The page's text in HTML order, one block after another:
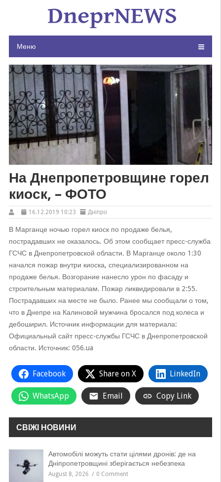
Меню
На Днепропетровщине горел
киоск, – ФОТО
16.12.2019 10:23 Дніпро
В Марганце ночью горел киоск по продаже белья,
пострадавших не оказалось. Об этом сообщает пресс-служба
ГСЧС в Днепропетровской области. В Марганце около 1:30
начался пожар внутри киоска, специализированном на
продаже белья. Возгорание нанесло урон по фасаду и
строительным материалам. Пожар ликвидировали в 2:55.
Пострадавших на месте не было. Ранее мы сообщали о том,
что в Днепре на Калиновой мужчина бросался под колеса и
дебоширил. Источник информации для материала:
Официальный сайт пресс-службы ГСЧС в Днепропетровской
области. Источник: 056.ua
Facebook Share on X LinkedIn
WhatsApp Email Copy Link
СВІЖІ НОВИНИ
Автомобілі можуть стати цілями дронів: де на
Дніпропетровщині зберігається небезпека
August 8, 2026 0 Comment